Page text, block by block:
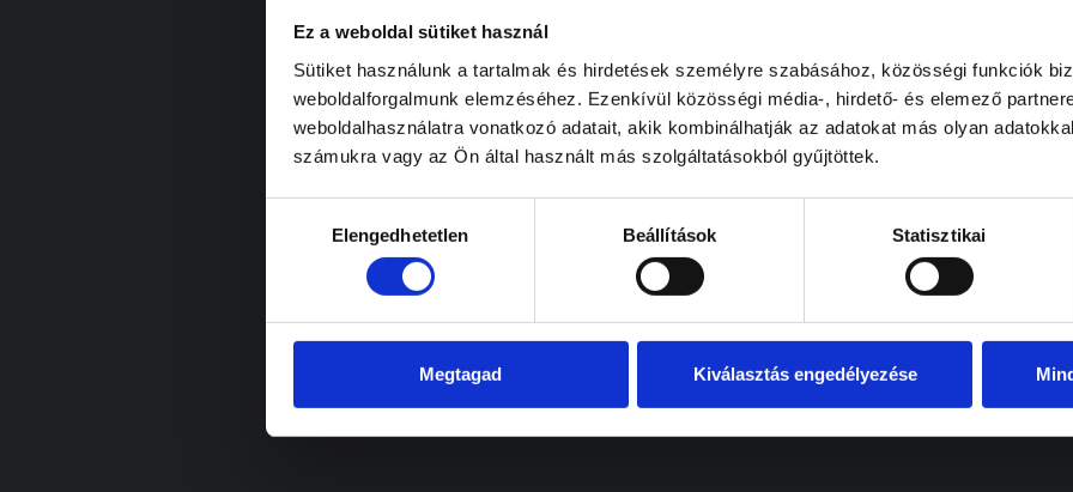
Ez a weboldal sütiket használ
Sütiket használunk a tartalmak és hirdetések személyre szabásához, közösségi funkciók
weboldalforgalmunk elemzéséhez. Ezenkívül közösségi média-, hirdető- és elemező
weboldalhasználatra vonatkozó adatait, akik kombinálhatják az adatokat más olyan
számukra vagy az Ön által használt más szolgáltatásokból gyűjtöttek.
kiválasztásaElengedhetetlen Beállítások Statisztikai
Megtagad Kiválasztás engedélyezése
Milyen autókat vállaltok márkafüggetlen
Elveszíthetem a garanciát, ha nem
Előre tudni fogom, mennyibe kerül a szerviz?
Mi történik, ha a szerviz során további probléma